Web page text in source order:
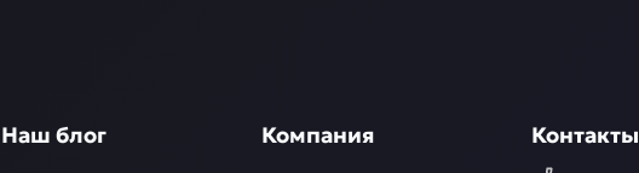
Наш блог Компания Контакты